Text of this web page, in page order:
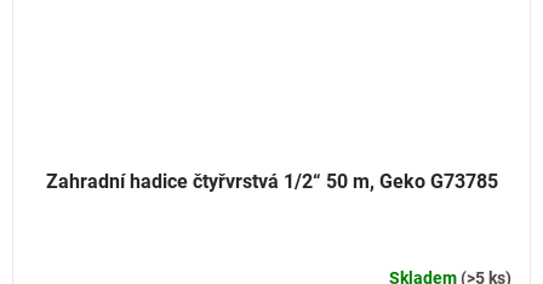
Zahradní hadice čtyřvrstvá 1/2“ 50 m, Geko G73785
Skladem(>5 ks)